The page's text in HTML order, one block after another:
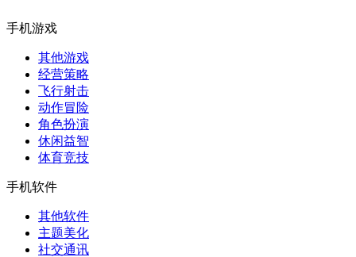
手机游戏
其他游戏
经营策略
飞行射击
动作冒险
角色扮演
休闲益智
体育竞技
手机软件
其他软件
主题美化
社交通讯